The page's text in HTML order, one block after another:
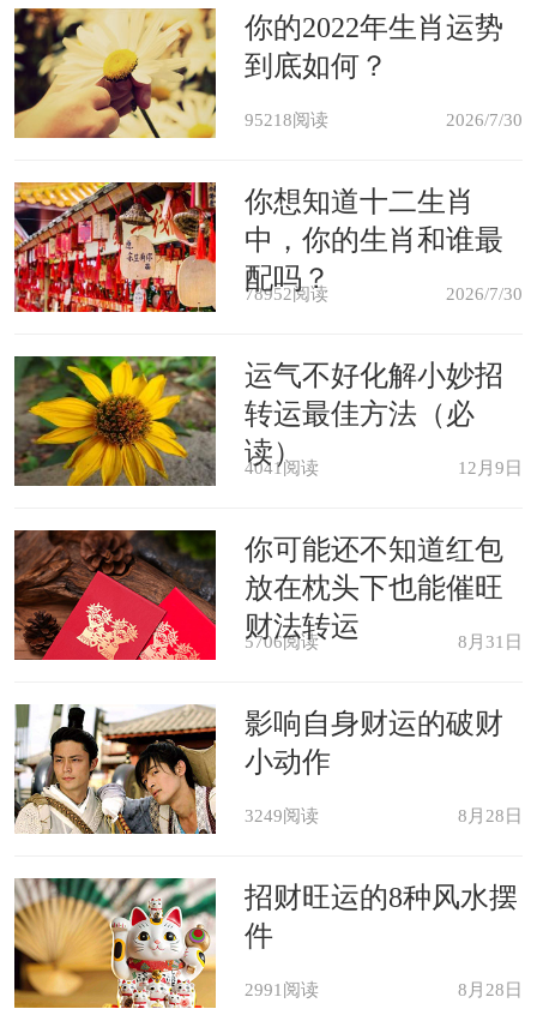
在面对异性的时候，整个人浑身散发着
迷人的魅力，容易吸引到异性的关注与
好感。对于单身的生肖兔，如果经常佩
戴黄水晶，在感情方面会有很好的收
获，不仅能够遇到各方面都很心动的对
象，并且还能收获一段甜蜜的恋情，让
福。不过黄水晶在佩戴的过程中，一定
要保持清洁，不能沾染灰尘和杂质，要
定期的清洗，这样才能起到提升魅力的
作用。无论是单身的还是有伴侣的属兔
人，在2021年可随身佩戴一件【月石缘
兴鸿增情手绳】来催旺感情运势，单身
者可以借助吉祥物来期盼提升姻缘运，
吸引正缘桃花，增强人缘魅力，早日遇
到命定良缘。而有对象的属兔人，则寓
人恩爱如初。
佩戴貔貅手链
欢
你的2022年生肖运势
到底如何？
95218阅读 2026/7/30
你想知道十二生肖
中，你的生肖和谁最
配吗？
78952阅读 2026/7/30
运气不好化解小妙招
转运最佳方法（必
读）
4041阅读 12月9日
你可能还不知道红包
放在枕头下也能催旺
财法转运
5706阅读 8月31日
影响自身财运的破财
小动作
3249阅读 8月28日
招财旺运的8种风水摆
件
2991阅读 8月28日